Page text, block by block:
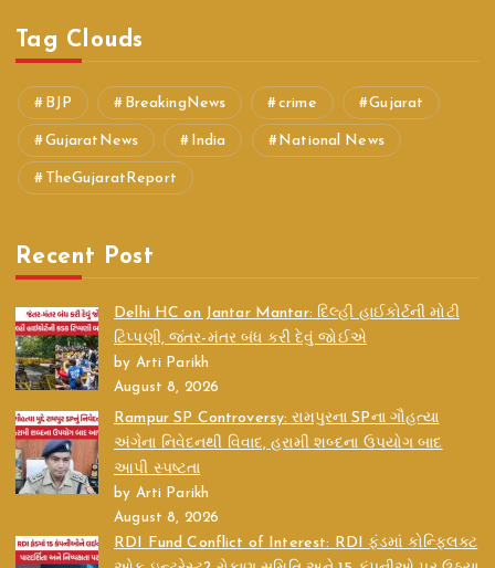
Tag Clouds
BJP BreakingNews crime Gujarat
GujaratNews India National News
TheGujaratReport
Recent Post
Delhi HC on Jantar Mantar: દિલ્હી હાઈકોર્ટની મોટી
ટિપ્પણી, જંતર-મંતર બંધ કરી દેવું જોઈએ
by Arti Parikh
August 8, 2026
Rampur SP Controversy: રામપુરના SPના ગૌહત્યા
અંગેના નિવેદનથી વિવાદ, હરામી શબ્દના ઉપયોગ બાદ
આપી સ્પષ્ટતા
by Arti Parikh
August 8, 2026
RDI Fund Conflict of Interest: RDI ફંડમાં કોન્ફ્લિક્ટ